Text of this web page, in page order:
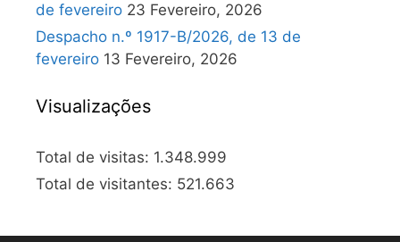
de fevereiro 23 Fevereiro, 2026
Despacho n.º 1917-B/2026, de 13 de
fevereiro 13 Fevereiro, 2026
Visualizações
Total de visitas: 1.348.999
Total de visitantes: 521.663